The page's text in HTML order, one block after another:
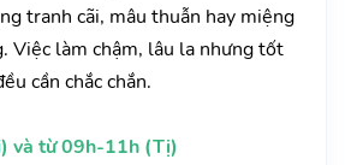
tranh cãi, mâu thuẫn hay miệng
Việc làm chậm, lâu la nhưng tốt
cần chắc chắn.
và từ 09h-11h (Tị)